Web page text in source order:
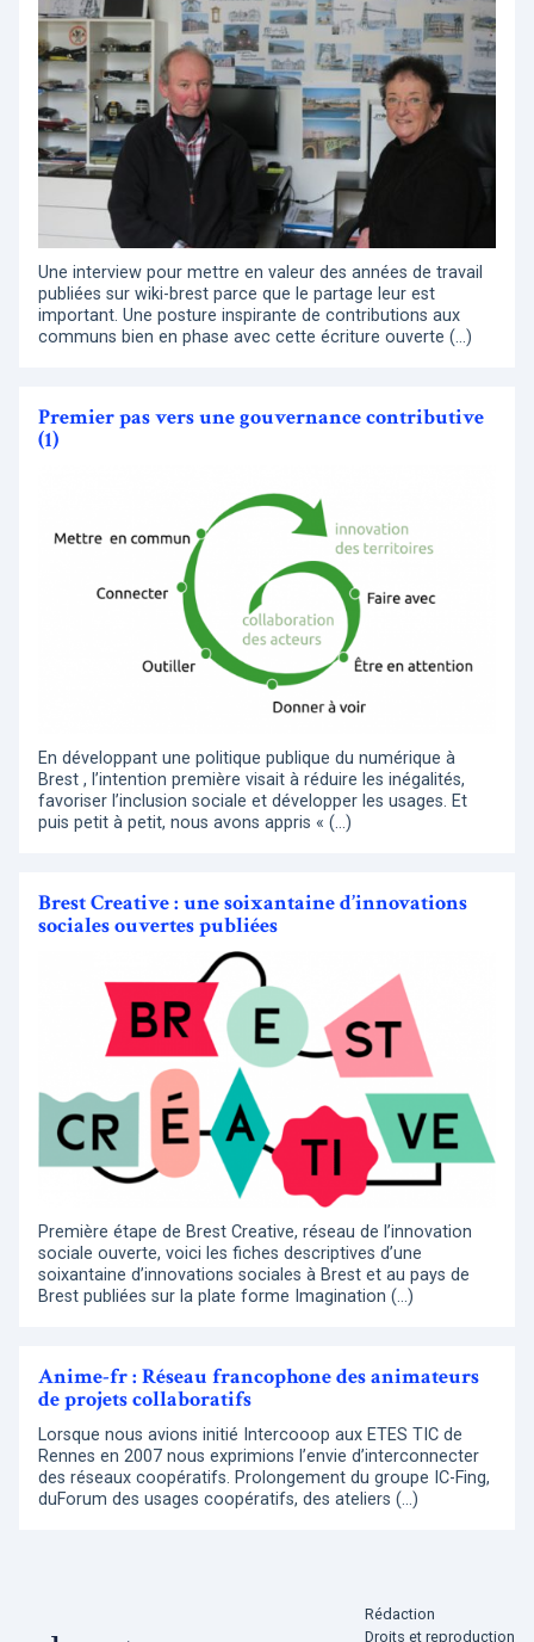
Une interview pour mettre en valeur des années de travail
publiées sur wiki-brest parce que le partage leur est
important. Une posture inspirante de contributions aux
communs bien en phase avec cette écriture ouverte (…)
Premier pas vers une gouvernance contributive
(1)
En développant une politique publique du numérique à
Brest , l’intention première visait à réduire les inégalités,
favoriser l’inclusion sociale et développer les usages. Et
puis petit à petit, nous avons appris « (…)
Brest Creative : une soixantaine d’innovations
sociales ouvertes publiées
Première étape de Brest Creative, réseau de l’innovation
sociale ouverte, voici les fiches descriptives d’une
soixantaine d’innovations sociales à Brest et au pays de
Brest publiées sur la plate forme Imagination (…)
Anime-fr : Réseau francophone des animateurs
de projets collaboratifs
Lorsque nous avions initié Intercooop aux ETES TIC de
Rennes en 2007 nous exprimions l’envie d’interconnecter
des réseaux coopératifs. Prolongement du groupe IC-Fing,
duForum des usages coopératifs, des ateliers (…)
Rédaction
Droits et reproduction